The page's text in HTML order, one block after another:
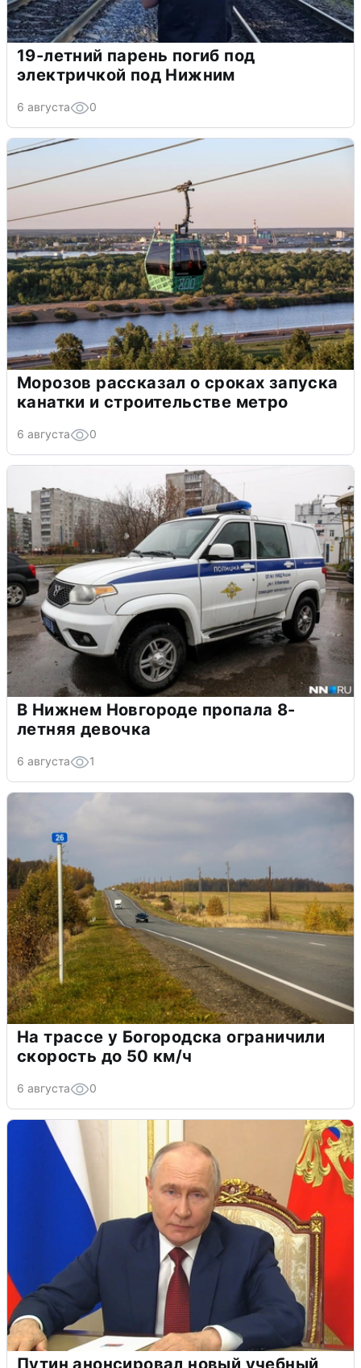
19-летний парень погиб под
электричкой под Нижним
6 августа 0
Морозов рассказал о сроках запуска
канатки и строительстве метро
6 августа 0
В Нижнем Новгороде пропала 8-
летняя девочка
6 августа 1
На трассе у Богородска ограничили
скорость до 50 км/ч
6 августа 0
Путин анонсировал новый учебный